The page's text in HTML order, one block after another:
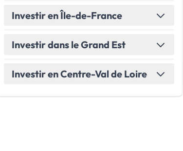
Investir en Île-de-France
Investir dans le Grand Est
Investir en Centre-Val de Loire